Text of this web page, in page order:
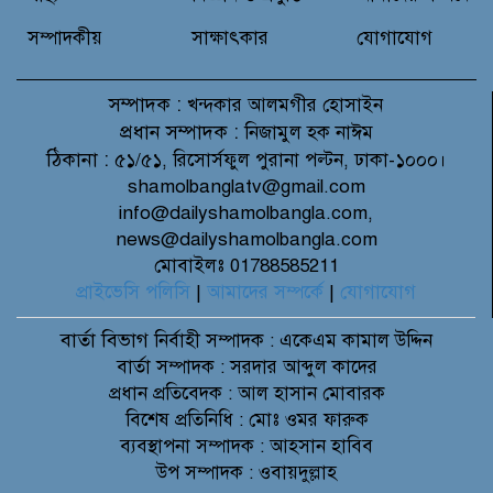
সম্পাদকীয়
সাক্ষাৎকার
যোগাযোগ
সম্পাদক : খন্দকার আলমগীর হোসাইন
প্রধান সম্পাদক : নিজামুল হক নাঈম
ঠিকানা : ৫১/৫১, রিসোর্সফুল পুরানা পল্টন, ঢাকা-১০০০।
shamolbanglatv@gmail.com
info@dailyshamolbangla.com,
news@dailyshamolbangla.com
মোবাইলঃ 01788585211
প্রাইভেসি পলিসি | আমাদের সম্পর্কে | যোগাযোগ
বার্তা বিভাগনির্বাহী সম্পাদক : একেএম কামাল উদ্দিন
বার্তা সম্পাদক : সরদার আব্দুল কাদের
প্রধান প্রতিবেদক : আল হাসান মোবারক
বিশেষ প্রতিনিধি : মোঃ ওমর ফারুক
ব্যবস্থাপনা সম্পাদক : আহসান হাবিব
উপ সম্পাদক : ওবায়দুল্লাহ